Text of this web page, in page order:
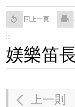
回上一頁
:::
媄樂笛
上一則